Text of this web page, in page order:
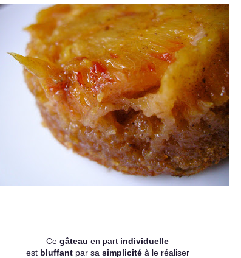
Ce gâteau en part individuelle
estbluffantpar sa simplicité à le réaliser